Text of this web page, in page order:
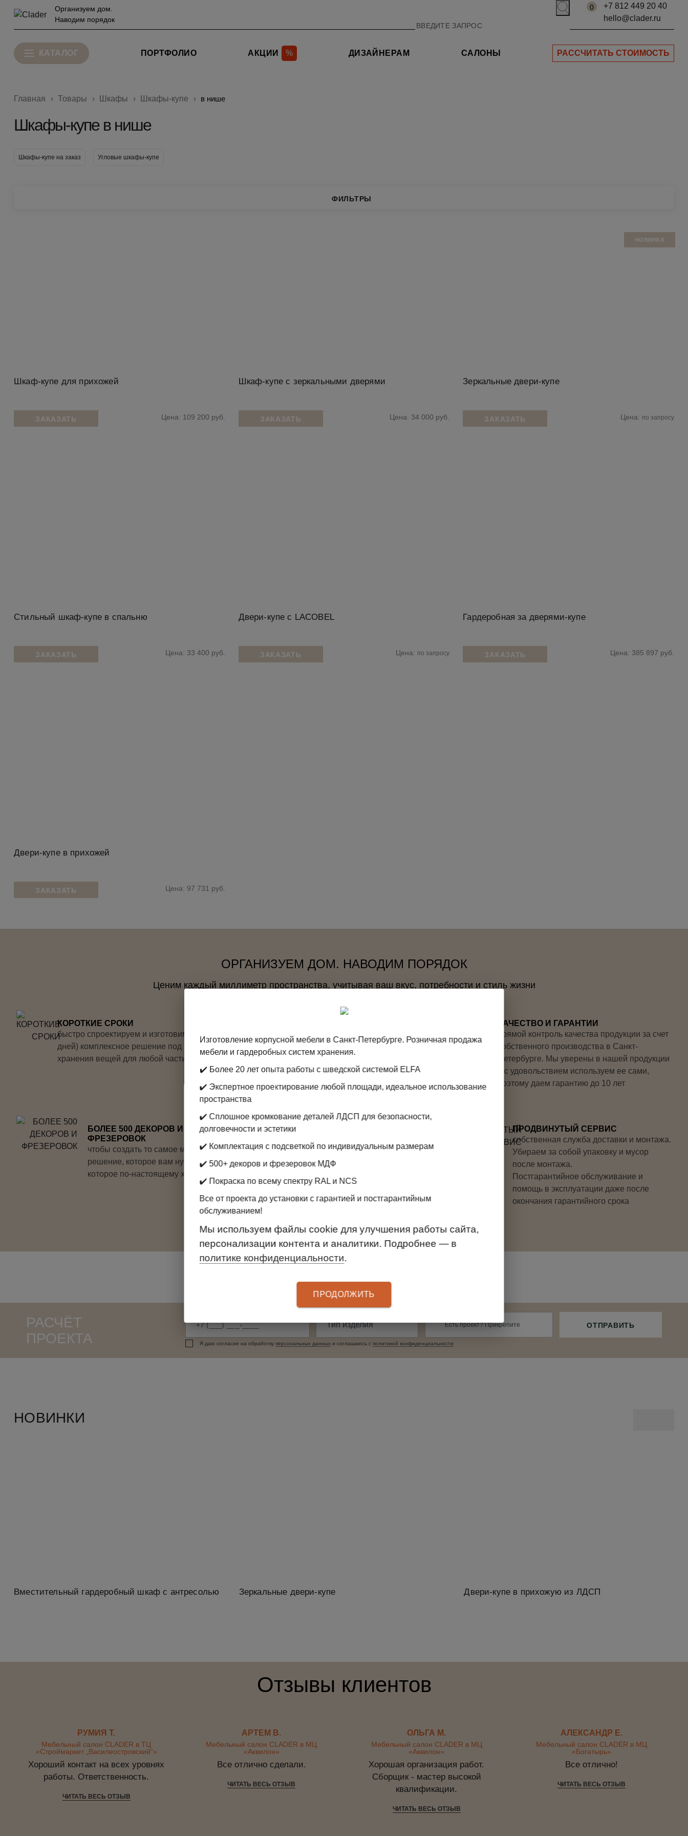
Организуем дом.
Наводим порядок
0
+7 812 449 20 40
hello@clader.ru
КАТАЛОГ ПОРТФОЛИО АКЦИИ % ДИЗАЙНЕРАМ САЛОНЫ РАССЧИТАТЬ СТОИМОСТЬ
Главная Товары Шкафы Шкафы-купе в нише
Шкафы-купе в нише
Шкафы-купе на заказ Угловые шкафы-купе
ФИЛЬТРЫ
Шкаф-купе для прихожей
ЗАКАЗАТЬ Цена: 109 200 руб.
Шкаф-купе с зеркальными дверями
ЗАКАЗАТЬ Цена: 34 000 руб.
НОВИНКА
Зеркальные двери-купе
ЗАКАЗАТЬ Цена: по запросу
Стильный шкаф-купе в спальню
ЗАКАЗАТЬ Цена: 33 400 руб.
Двери-купе с LACOBEL
ЗАКАЗАТЬ Цена: по запросу
Гардеробная за дверями-купе
ЗАКАЗАТЬ Цена: 385 897 руб.
Двери-купе в прихожей
ЗАКАЗАТЬ Цена: 97 731 руб.
ОРГАНИЗУЕМ ДОМ. НАВОДИМ ПОРЯДОК
Ценим каждый миллиметр пространства, учитывая ваш вкус, потребности и стиль жизни
КОРОТКИЕ СРОКИ
быстро спроектируем и изготовим (от 3-х
дней) комплексное решение под ключ для
хранения вещей для любой части дома
с отличной репутацией.
Более 150 000 реализованных
проектов и счастливых людей.
работу на 9,1/10
КАЧЕСТВО И ГАРАНТИИ
прямой контроль качества продукции за счет
собственного производства в Санкт-
Петербурге. Мы уверены в нашей продукции
и с удовольствием используем ее сами,
поэтому даем гарантию до 10 лет
БОЛЕЕ 500 ДЕКОРОВ И
ФРЕЗЕРОВОК
чтобы создать то самое мебельное
решение, которое вам нужно и
которое по-настоящему хочется
9 САЛОНОВ
дизайнерами-консультантами, уютной
атмосферой и идеями для организации
порядка и хранения
ПРОДВИНУТЫЙ СЕРВИС
собственная служба доставки и монтажа.
Убираем за собой упаковку и мусор
после монтажа.
Постгарантийное обслуживание и
помощь в эксплуатации даже после
окончания гарантийного срока
РАСЧЁТ
ПРОЕКТА
Есть проект? Прикрепите ОТПРАВИТЬ
Я даю согласие на обработку персональных данныxи соглашаюсь c политикой конфиденциальности
НОВИНКИ
Вместительный гардеробный шкаф с антресолью Зеркальные двери-купе Двери-купе в прихожую из ЛДСП
Отзывы клиентов
РУМИЯ Т.
Мебельный салон CLADER в ТЦ
«Строймаркет „Василеостровский“»
Хороший контакт на всех уровнях
работы. Ответственность.
ЧИТАТЬ ВЕСЬ ОТЗЫВ
АРТЕМ В.
Мебельный салон CLADER в МЦ
«Аквилон»
Все отлично сделали.
ЧИТАТЬ ВЕСЬ ОТЗЫВ
ОЛЬГА М.
Мебельный салон CLADER в МЦ
«Аквилон»
Хорошая организация работ.
Сборщик - мастер высокой
квалификации.
ЧИТАТЬ ВЕСЬ ОТЗЫВ
АЛЕКСАНДР Е.
Мебельный салон CLADER в МЦ
«Богатырь»
Все отлично!
ЧИТАТЬ ВЕСЬ ОТЗЫВ
Изготовление корпусной мебели в Санкт-Петербурге. Розничная продажа
мебели и гардеробных систем хранения.
✔️ Более 20 лет опыта работы с шведской системой ELFA
✔️ Экспертное проектирование любой площади, идеальное использование
пространства
✔️ Сплошное кромкование деталей ЛДСП для безопасности,
долговечности и эстетики
✔️ Комплектация с подсветкой по индивидуальным размерам
✔️ 500+ декоров и фрезеровок МДФ
✔️ Покраска по всему спектру RAL и NCS
Все от проекта до установки с гарантией и постгарантийным
обслуживанием!
Мы используем файлы cookie для улучшения работы сайта,
персонализации контента и аналитики. Подробнее — в
политике конфиденциальности.
ПРОДОЛЖИТЬ